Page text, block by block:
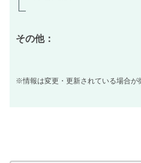
その他：
※情報は変更・更新されている場合が